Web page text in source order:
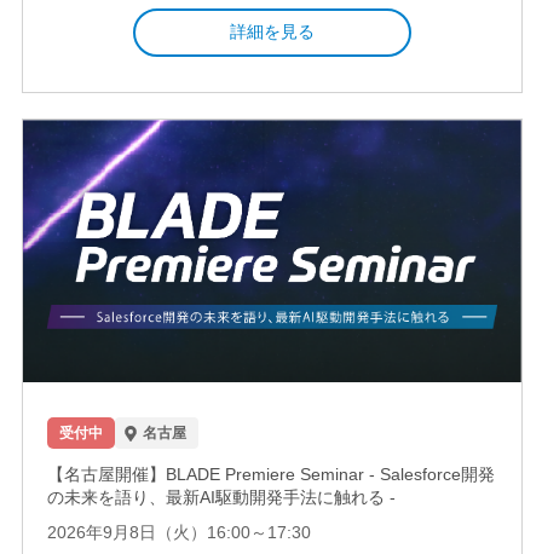
詳細を見る
受付中 名古屋
【名古屋開催】BLADE Premiere Seminar - Salesforce開発
の未来を語り、最新AI駆動開発手法に触れる -
2026年9月8日（火）16:00～17:30